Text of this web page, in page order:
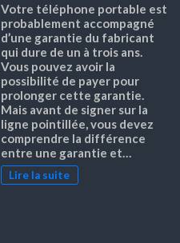
Votre téléphone portable est
probablement accompagné
d’une garantie du fabricant
qui dure de un à trois ans.
Vous pouvez avoir la
possibilité de payer pour
prolonger cette garantie.
Mais avant de signer sur la
ligne pointillée, vous devez
comprendre la différence
entre une garantie et…
Lire la suite